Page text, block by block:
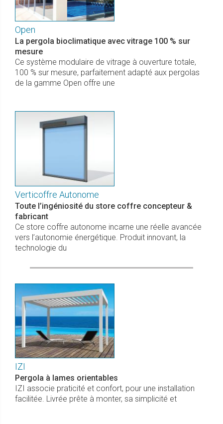
Open
La pergola bioclimatique avec vitrage 100 % sur
mesure
Ce système modulaire de vitrage à ouverture totale,
100 % sur mesure, parfaitement adapté aux pergolas
de la gamme Open offre une
Verticoffre Autonome
Toute l’ingéniosité du store coffre concepteur &
fabricant
Ce store coffre autonome incarne une réelle avancée
vers l’autonomie énergétique. Produit innovant, la
technologie du
IZI
Pergola à lames orientables
IZI associe praticité et confort, pour une installation
facilitée. Livrée prête à monter, sa simplicité et